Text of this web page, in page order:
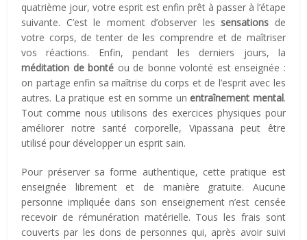
quatrième jour, votre esprit est enfin prêt à passer à l’étape
suivante. C’est le moment d’observer les sensations de
votre corps, de tenter de les comprendre et de maîtriser
vos réactions. Enfin, pendant les derniers jours, la
méditation de bonté ou de bonne volonté est enseignée :
on partage enfin sa maîtrise du corps et de l’esprit avec les
autres. La pratique est en somme un entraînement mental.
Tout comme nous utilisons des exercices physiques pour
améliorer notre santé corporelle, Vipassana peut être
utilisé pour développer un esprit sain.
Pour préserver sa forme authentique, cette pratique est
enseignée librement et de manière gratuite. Aucune
personne impliquée dans son enseignement n’est censée
recevoir de rémunération matérielle. Tous les frais sont
couverts par les dons de personnes qui, après avoir suivi